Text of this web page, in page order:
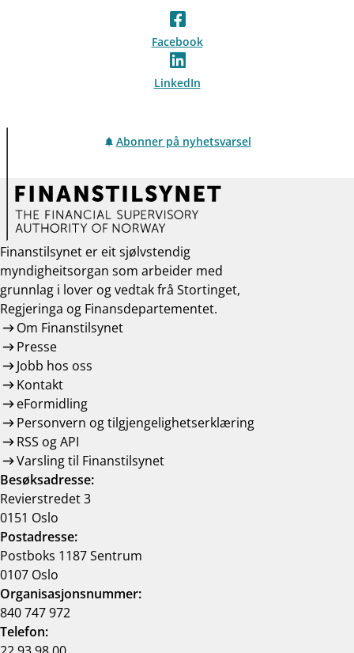
Facebook
LinkedIn
Abonner på nyhetsvarsel
Finanstilsynet er eit sjølvstendig
myndigheitsorgan som arbeider med
grunnlag i lover og vedtak frå Stortinget,
Regjeringa og Finansdepartementet.
Om Finanstilsynet
Presse
Jobb hos oss
Kontakt
eFormidling
Personvern og tilgjengelighetserklæring
RSS og API
Varsling til Finanstilsynet
Besøksadresse:
Revierstredet 3
0151 Oslo
Postadresse:
Postboks 1187 Sentrum
0107 Oslo
Organisasjonsnummer:
840 747 972
Telefon: